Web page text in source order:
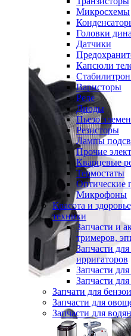
Микросхемы
Головки
Датчики
Капсюли
Варисторы
Реле
Диоды
Пьезо
Резисторы
Лампы
Прочие
Кварцевые
Термостаты
Оптические
Микрофоны
Красота и
техники
Запчасти и
тримеров,
Запчасти
ирригаторов
Запчасти
Запчасти
Запчати для
Запчасти для
Запчасти для